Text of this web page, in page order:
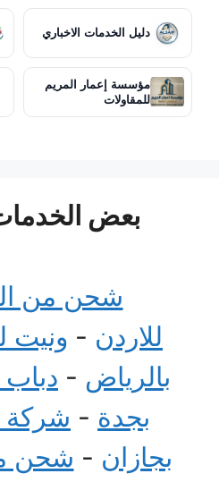
دليل الخدمات الاخباري
مؤسسة إعمار المريم
للمقاولات
بعض
شحن من
للاردن - ونيت
بالرياض -
بجدة -
بجازان - شحن